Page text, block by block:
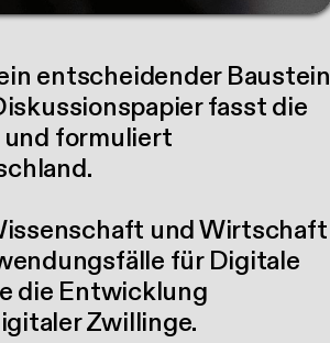
entscheidender Baustein
fasst die
und formuliert
und Wirtschaft
für Digitale
die Entwicklung
Zwillinge.